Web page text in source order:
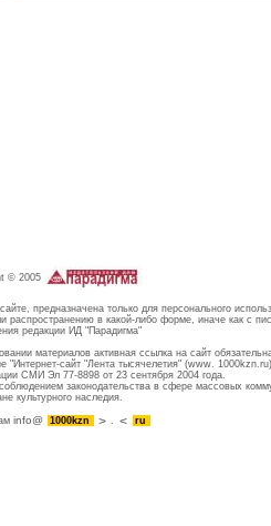
© 2005
предназначена только для персонального
распространению в какой-либо форме, иначе как с
редакции ИД "Парадигма"
материалов активная ссылка на сайт
"Интернет-сайт "Лента тысячелетия" (www. 1000kzn.ru)
СМИ Эл 77-8898 от 23 сентября 2004 года.
законодательства в сфере массовых
культурного наследия.
info@ 1000kzn . ru